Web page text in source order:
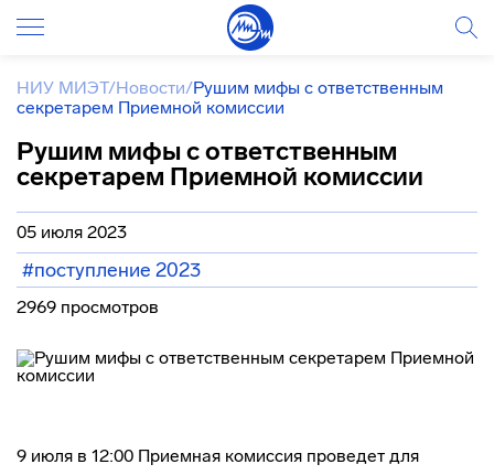
НИУ МИЭТ/Новости/Рушим мифы с ответственным
секретарем Приемной комиссии
Рушим мифы с ответственным
секретарем Приемной комиссии
05 июля 2023
#поступление 2023
2969 просмотров
9 июля в 12:00 Приемная комиссия проведет для